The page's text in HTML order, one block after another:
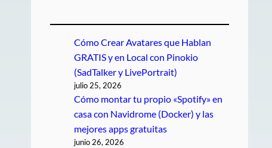
Cómo Crear Avatares que Hablan
GRATIS y en Local con Pinokio
(SadTalker y LivePortrait)
julio 25, 2026
Cómo montar tu propio «Spotify» en
casa con Navidrome (Docker) y las
mejores apps gratuitas
junio 26, 2026